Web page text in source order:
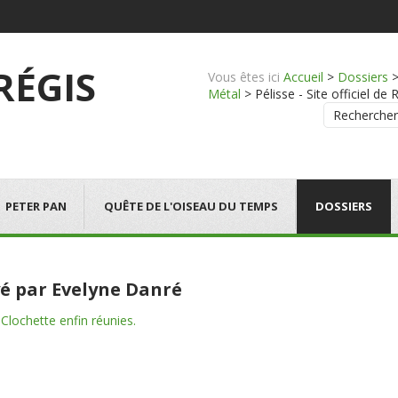
Vous êtes ici Accueil > Dossiers >
Métal > Pélisse - Site officiel de
Rechercher
PETER PAN QUÊTE DE L'OISEAU DU TEMPS DOSSIERS
par Evelyne Danré
enfin réunies.